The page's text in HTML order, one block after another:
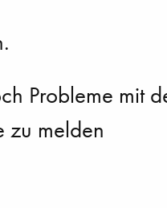
Probleme mit
zu melden